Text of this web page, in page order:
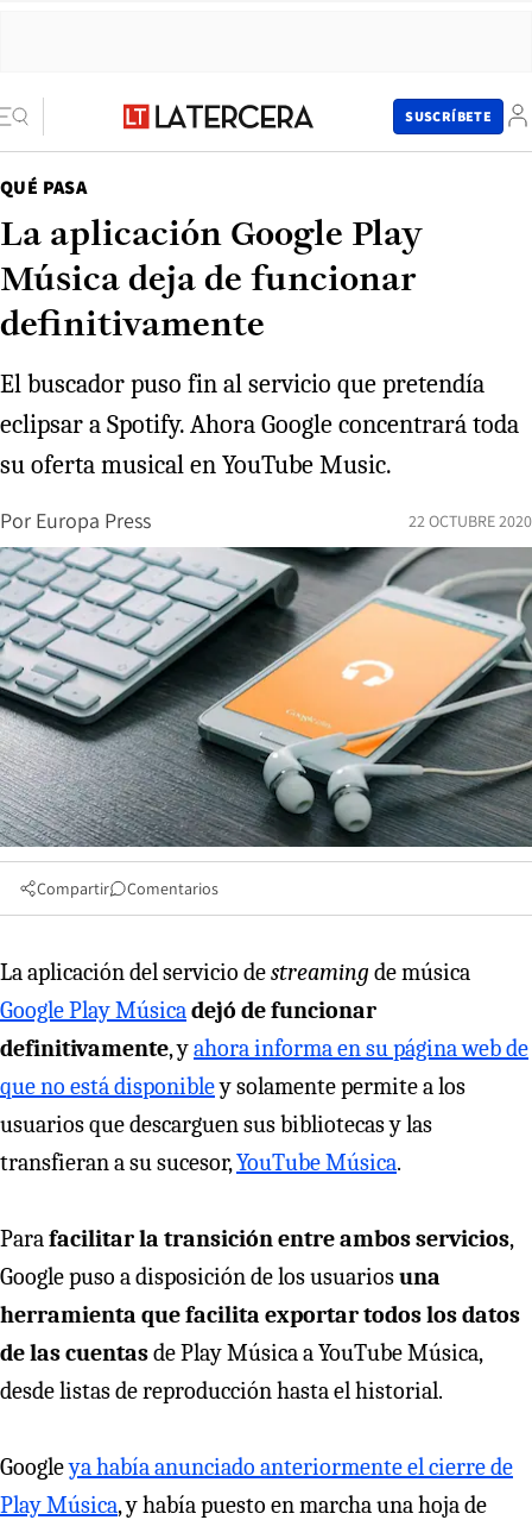
SUSCRÍBETE
QUÉ PASA
La aplicación Google Play
Música deja de funcionar
definitivamente
El buscador puso fin al servicio que pretendía
eclipsar a Spotify. Ahora Google concentrará toda
su oferta musical en YouTube Music.
Por Europa Press 22 OCTUBRE 2020
Compartir Comentarios
La aplicación del servicio destreaming de música
Google Play Músicadejó de funcionar
definitivamente, yahora informa en su página web de
que no está disponibley solamente permite a los
usuarios que descarguen sus bibliotecas y las
transfieran a su sucesor,YouTube Música.
Parafacilitar la transición entre ambos servicios,
Google puso a disposición de los usuariosuna
herramienta que facilita exportar todos los datos
de las cuentasde Play Música a YouTube Música,
desde listas de reproducción hasta el historial.
Googleya había anunciado anteriormente el cierre de
Play Música, y había puesto en marcha una hoja de